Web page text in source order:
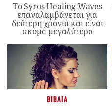
Το Syros Healing Waves
επαναλαμβάνεται για
δεύτερη χρονιά και είναι
ακόμα μεγαλύτερο
ΒΙΒΛΊΑ